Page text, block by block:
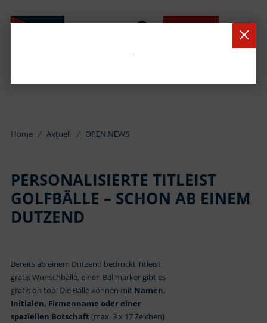
Home Aktuell OPEN.NEWS
PERSONALISIERTE TITLEIST
GOLFBÄLLE – SCHON AB EINEM
DUTZEND
Bereits ab einem Dutzend bedruckt Titleist
gratis Wunschbälle, einen Ballmarker gibt es
gratis on top! Die Bälle können mit Namen,
Initialen, Firmenname oder einer
speziellen Botschaft (max. 3 x 17 Zeichen)